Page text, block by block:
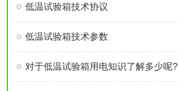
低温试验箱技术协议
低温试验箱技术参数
对于低温试验箱用电知识了解多少呢?